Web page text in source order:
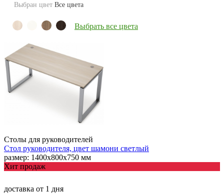
Выбран цвет Все цвета
Выбрать все цвета
Столы для руководителей
Стол руководителя, цвет шамони светлый
размер: 1400х800х750 мм
Хит продаж
доставка от 1 дня